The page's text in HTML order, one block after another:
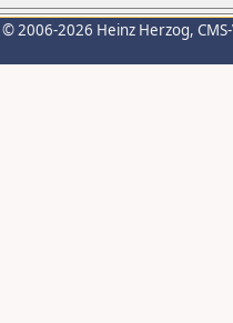
© 2006-2026 Heinz Herzog,